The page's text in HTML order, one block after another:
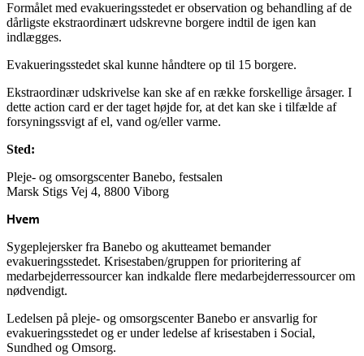
Formålet med evakueringsstedet er observation og behandling af de
dårligste ekstraordinært udskrevne borgere indtil de igen kan
indlægges.
Evakueringsstedet skal kunne håndtere op til 15 borgere.
Ekstraordinær udskrivelse kan ske af en række forskellige årsager. I
dette action card er der taget højde for, at det kan ske i tilfælde af
forsyningssvigt af el, vand og/ellervarme.
Sted:
Pleje- og omsorgscenter Banebo, festsalen
Marsk Stigs Vej 4, 8800 Viborg
Hvem
Sygeplejersker fra Banebo og akutteamet bemander
evakueringsstedet. Krisestaben/gruppen for prioritering af
medarbejderressourcer kan indkalde flere medarbejderressourcerom
nødvendigt.
Ledelsen på pleje- og omsorgscenter Banebo er ansvarlig for
evakueringsstedet og er under ledelse af krisestaben i Social,
Sundhed og Omsorg.